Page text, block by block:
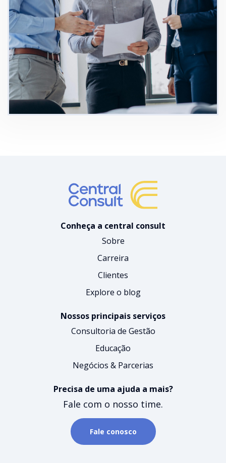
Conheça a central consult
Sobre
Carreira
Clientes
Explore o blog
Nossos principais serviços
Consultoria de Gestão
Educação
Negócios & Parcerias
Precisa de uma ajuda a mais?
Fale com o nosso time.
Fale conosco